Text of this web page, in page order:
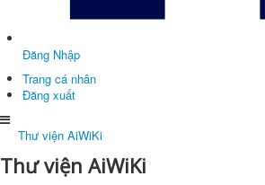
Đăng Nhập
Trang cá nhân
Đăng xuất
Thư viện AiWiKi
Thư viện AiWiKi